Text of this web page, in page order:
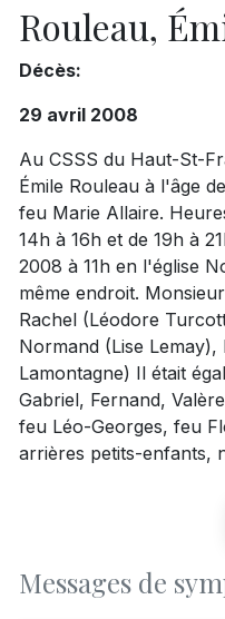
Rouleau,
Décès:
29 avril 2008
Au CSSS du Haut-St-
Émile Rouleau à l'âge
feu Marie Allaire.
14h à 16h et de 19h à
2008 à 11h en l'église
même endroit.
Rachel (Léodore
Normand (Lise
Lamontagne) Il était
Gabriel, Fernand,
feu Léo-Georges, feu
arrières petits-enfants,
Messages de